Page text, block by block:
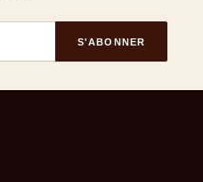
S'ABONNER